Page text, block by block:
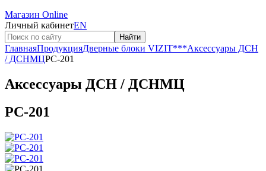
Магазин Online
Личный кабинетEN
Найти
ГлавнаяПродукцияДверные блоки VIZIT***Аксессуары ДСН
/ ДСНМЦPC-201
Аксессуары ДСН / ДСНМЦ
PC-201